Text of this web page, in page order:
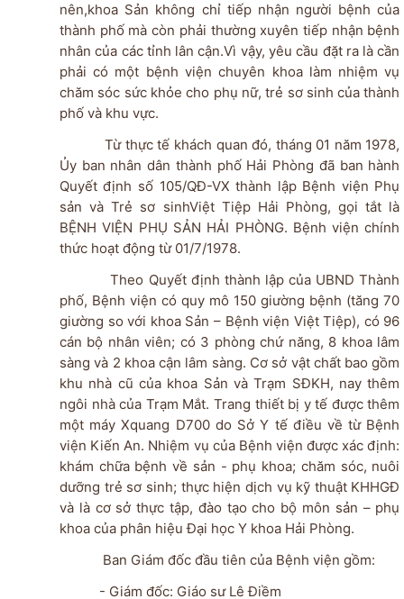
nên,khoa Sản không chỉ tiếp nhận người bệnh của
thành phố mà còn phải thường xuyên tiếp nhận bệnh
nhân của các tỉnh lân cận.Vì vậy, yêu cầu đặt ra là cần
phải có một bệnh viện chuyên khoa làm nhiệm vụ
chăm sóc sức khỏe cho phụ nữ, trẻ sơ sinh của thành
phố và khu vực.
Từ thực tế khách quan đó, tháng 01 năm 1978,
Ủy ban nhân dân thành phố Hải Phòng đã ban hành
Quyết định số 105/QĐ-VX thành lập Bệnh viện Phụ
sản và Trẻ sơ sinhViệt Tiệp Hải Phòng, gọi tắt là
BỆNH VIỆN PHỤ SẢN HẢI PHÒNG. Bệnh viện chính
thức hoạt động từ 01/7/1978.
Theo Quyết định thành lập của UBND Thành
phố, Bệnh viện có quy mô 150 giường bệnh (tăng 70
giường so với khoa Sản – Bệnh viện Việt Tiệp), có 96
cán bộ nhân viên; có 3 phòng chứ năng, 8 khoa lâm
sàng và 2 khoa cận lâm sàng. Cơ sở vật chất bao gồm
khu nhà cũ của khoa Sản và Trạm SĐKH, nay thêm
ngôi nhà của Trạm Mắt. Trang thiết bị y tế được thêm
một máy Xquang D700 do Sở Y tế điều về từ Bệnh
viện Kiến An. Nhiệm vụ của Bệnh viện được xác định:
khám chữa bệnh về sản - phụ khoa; chăm sóc, nuôi
dưỡng trẻ sơ sinh; thực hiện dịch vụ kỹ thuật KHHGĐ
và là cơ sở thực tập, đào tạo cho bộ môn sản – phụ
khoa của phân hiệu Đại học Y khoa Hải Phòng.
Ban Giám đốc đầu tiên của Bệnh viện gồm:
- Giám đốc: Giáo sư Lê Điềm